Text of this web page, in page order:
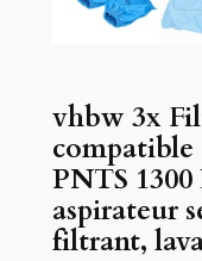
vhbw 3x
compatible
PNTS
aspirateur
filtrant,